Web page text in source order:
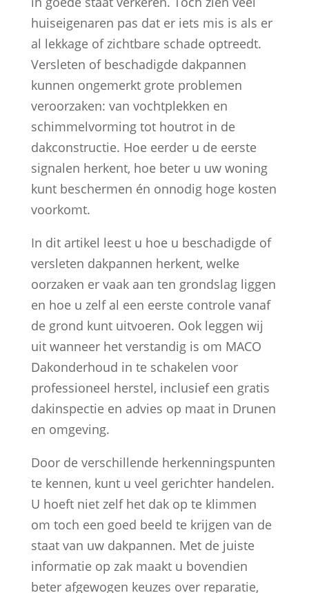
huiseigenaren pas dat er iets mis is als er
al lekkage of zichtbare schade optreedt.
Versleten of beschadigde dakpannen
kunnen ongemerkt grote problemen
veroorzaken: van vochtplekken en
schimmelvorming tot houtrot in de
dakconstructie. Hoe eerder u de eerste
signalen herkent, hoe beter u uw woning
kunt beschermen én onnodig hoge kosten
voorkomt.
In dit artikel leest u hoe u beschadigde of
versleten dakpannen herkent, welke
oorzaken er vaak aan ten grondslag liggen
en hoe u zelf al een eerste controle vanaf
de grond kunt uitvoeren. Ook leggen wij
uit wanneer het verstandig is om MACO
Dakonderhoud in te schakelen voor
professioneel herstel, inclusief een gratis
dakinspectie en advies op maat in Drunen
en omgeving.
Door de verschillende herkenningspunten
te kennen, kunt u veel gerichter handelen.
U hoeft niet zelf het dak op te klimmen
om toch een goed beeld te krijgen van de
staat van uw dakpannen. Met de juiste
informatie op zak maakt u bovendien
beter afgewogen keuzes over reparatie,